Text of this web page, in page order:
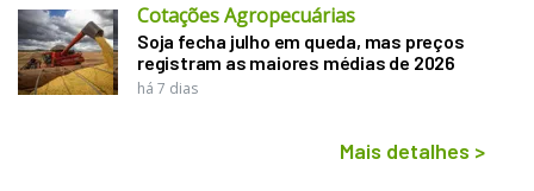
Cotações Agropecuárias
Soja fecha julho em queda, mas preços
registram as maiores médias de 2026
há 7 dias
Mais detalhes >